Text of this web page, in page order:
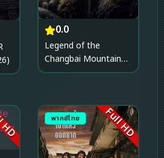
0.0
Legend of the
Changbai Mountain
Hunter 2 ตำนานนาย
พากย์ไทย Full HD